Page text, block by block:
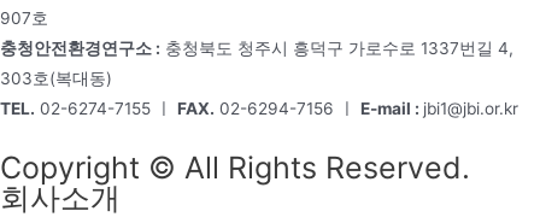
907호
충청안전환경연구소 : 충청북도 청주시 흥덕구 가로수로 1337번길 4,
303호(복대동)
TEL. 02-6274-7155 ㅣ FAX. 02-6294-7156 ㅣ E-mail : jbi1@jbi.or.kr
Copyright © All Rights Reserved.
회사소개